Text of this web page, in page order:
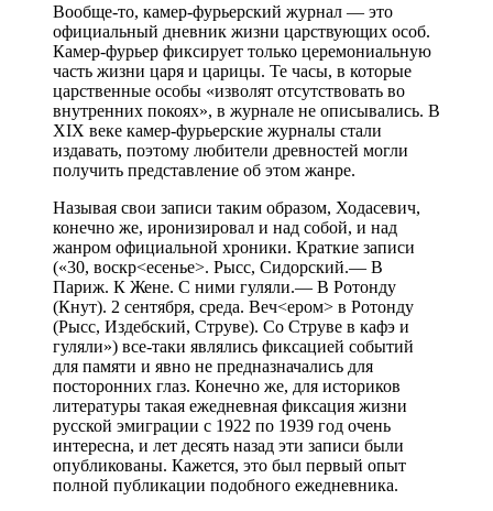
Вообще-то, камер-фурьерский журнал — это
официальный дневник жизни царствующих особ.
Камер-фурьер фиксирует только церемониальную
часть жизни царя и царицы. Те часы, в которые
царственные особы «изволят отсутствовать во
внутренних покоях», в журнале не описывались. В
XIX веке камер-фурьерские журналы стали
издавать, поэтому любители древностей могли
получить представление об этом жанре.
Называя свои записи таким образом, Ходасевич,
конечно же, иронизировал и над собой, и над
жанром официальной хроники. Краткие записи
(«30, воскр<есенье>. Рысс, Сидорский.— В
Париж. К Жене. С ними гуляли.— В Ротонду
(Кнут). 2 сентября, среда. Веч<ером> в Ротонду
(Рысс, Издебский, Струве). Со Струве в кафэ и
гуляли») все-таки являлись фиксацией событий
для памяти и явно не предназначались для
посторонних глаз. Конечно же, для историков
литературы такая ежедневная фиксация жизни
русской эмиграции с 1922 по 1939 год очень
интересна, и лет десять назад эти записи были
опубликованы. Кажется, это был первый опыт
полной публикации подобного ежедневника.